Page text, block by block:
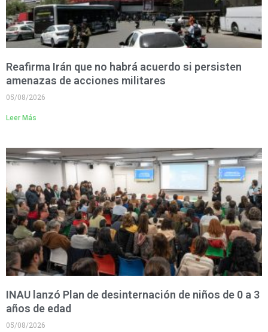
Reafirma Irán que no habrá acuerdo si persisten
amenazas de acciones militares
05/08/2026
Leer Más
INAU lanzó Plan de desinternación de niños de 0 a 3
años de edad
05/08/2026